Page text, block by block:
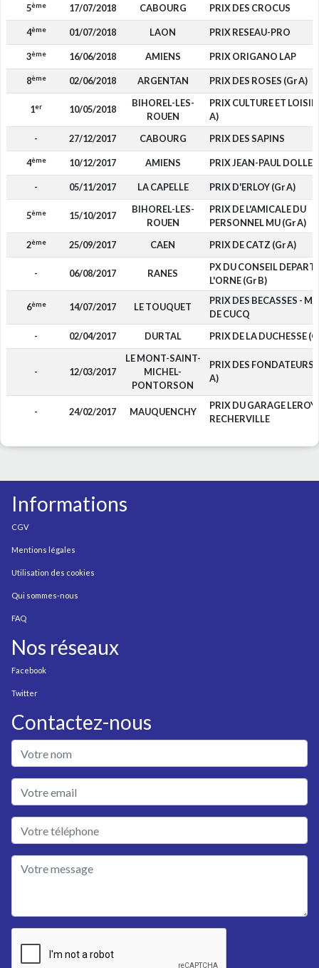
5ème 17/07/2018 CABOURG PRIX DES CROCUS
4ème 01/07/2018 LAON PRIX RESEAU-PRO
3ème 16/06/2018 AMIENS PRIX ORIGANO LAP
8ème 02/06/2018 ARGENTAN PRIX DES ROSES (Gr A)
1er 10/05/2018
BIHOREL-LES-
ROUEN
PRIX CULTURE ET
A)
-
27/12/2017 CABOURG PRIX DES SAPINS
4ème 10/12/2017 AMIENS PRIX JEAN-PAUL DOLLE
- 05/11/2017 LA CAPELLE PRIX D'ERLOY (Gr A)
5ème 15/10/2017
BIHOREL-LES-
ROUEN
PRIX DE L'AMICALE DU
PERSONNEL MU (Gr A)
2ème 25/09/2017 CAEN PRIX DE CATZ (Gr A)
- 06/08/2017 RANES
PX DU CONSEIL DEPART
L'ORNE (Gr B)
6ème 14/07/2017 LE TOUQUET
PRIX DES BECASSES -
DE CUCQ
-
02/04/2017 DURTAL PRIX DE LA DUCHESSE
- 12/03/2017
LE MONT-SAINT-
MICHEL-
PONTORSON
PRIX DES FONDATEURS
A)
- 24/02/2017 MAUQUENCHY
PRIX DU GARAGE
RECHERVILLE
Informations
CGV
Mentions légales
Utilisation des cookies
Qui sommes-nous
FAQ
Nos réseaux
Facebook
Twitter
Contactez-nous